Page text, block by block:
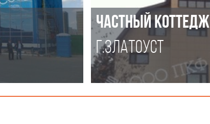
ЧАСТНЫЙ КОТТЕДЖ
Г.ЗЛАТОУСТ